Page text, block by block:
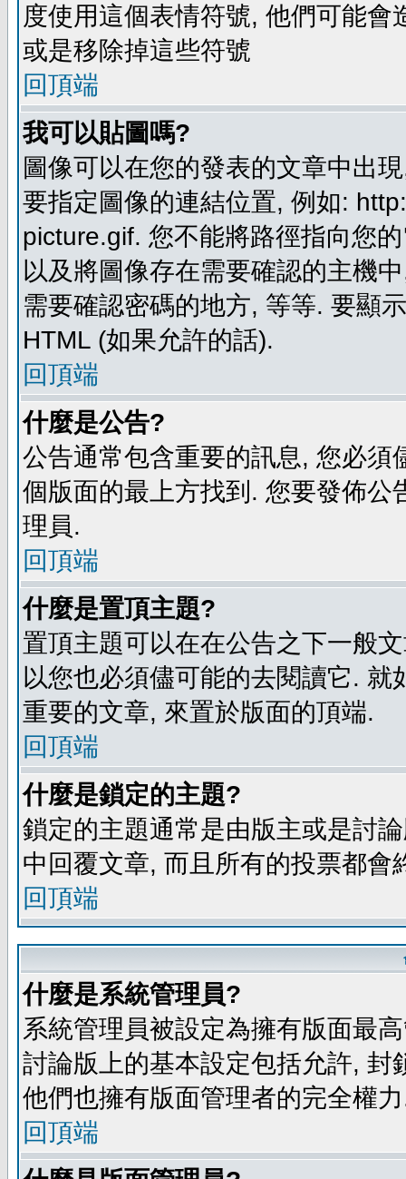
度使用這個表情符號, 他們可能
或是移除掉這些符號
回頂端
我可以貼圖嗎?
圖像可以在您的發表的文章中出
要指定圖像的連結位置, 例如:
picture.gif. 您不能將路徑指向您
以及將圖像存在需要確認的主機
需要確認密碼的地方, 等等. 要顯
HTML (如果允許的話).
回頂端
什麼是公告?
公告通常包含重要的訊息, 您必
個版面的最上方找到. 您要發佈
理員.
回頂端
什麼是置頂主題?
置頂主題可以在在公告之下一般
以您也必須儘可能的去閱讀它.
重要的文章, 來置於版面的頂端.
回頂端
什麼是鎖定的主題?
鎖定的主題通常是由版主或是討
中回覆文章, 而且所有的投票都
回頂端
什麼是系統管理員?
系統管理員被設定為擁有版面最
討論版上的基本設定包括允許,
他們也擁有版面管理者的完全權
回頂端